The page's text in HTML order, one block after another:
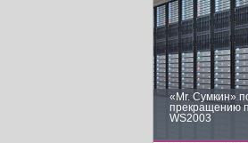
«Mr. Сумкин»
прекращению
WS2003